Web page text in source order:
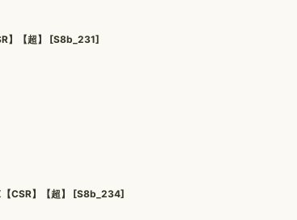
】【超】 [S8b_231]
CSR】【超】 [S8b_234]